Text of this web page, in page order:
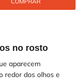
no rosto
aparecem
redor dos olhos e